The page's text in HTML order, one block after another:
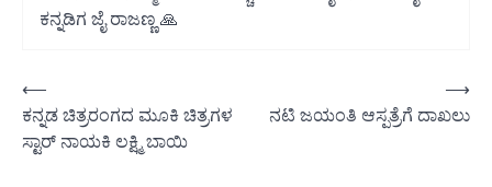
ಕನ್ನಡಿಗ ಜೈ ರಾಜಣ್ಣ 🙏
Post
navigation
⟵
ಕನ್ನಡ ಚಿತ್ರರಂಗದ ಮೂಕಿ ಚಿತ್ರಗಳ
ಸ್ಟಾರ್ ನಾಯಕಿ ಲಕ್ಷ್ಮಿ ಬಾಯಿ
ನಟಿ ಜಯಂತಿ ಆಸ್ಪತ್ರೆಗೆ ದಾಖಲು
⟶